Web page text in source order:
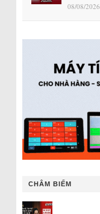
08/08/2026
CHÂM BIẾM